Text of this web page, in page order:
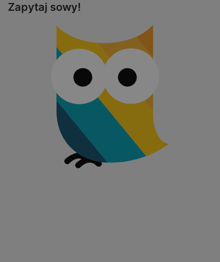
Zapytaj sowy!